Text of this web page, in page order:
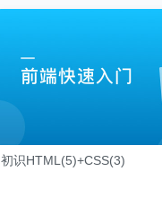
初识HTML(5)+CSS(3)